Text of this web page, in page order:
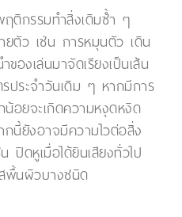
ติกรรมทำสิ่งเดิมซ้ำ ๆ
ยตัว เช่น การหมุนตัว เดิน
องเล่นมาจัดเรียงเป็นเส้น
ระจำวันเดิม ๆ หากมีการ
น้อยจะเกิดความหงุดหงิด
นี้ยังอาจมีความไวต่อสิ่ง
ปิดหูเมื่อได้ยินเสียงทั่วไป
พื้นผิวบางชนิด